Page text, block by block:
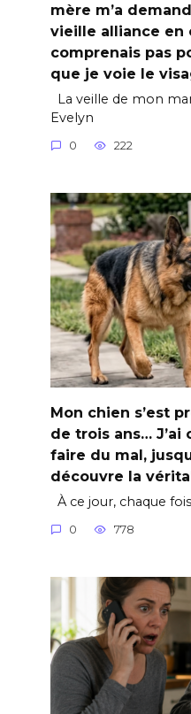
mère m’a
vieille alliance en
comprenais pas
que je voie le
La veille de mon
Evelyn
0 222
Mon chien s’est
de trois ans… J’ai
faire du mal,
découvre la
À ce jour, chaque
0 778